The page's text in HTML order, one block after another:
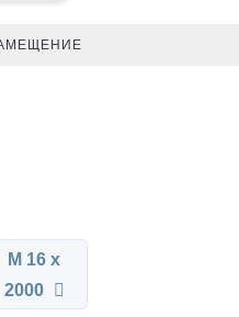
М 16 x
2000